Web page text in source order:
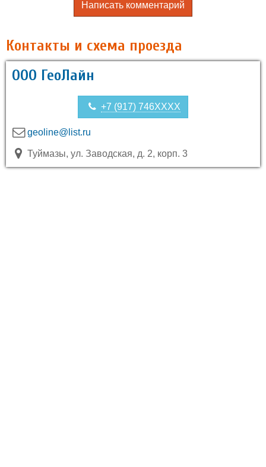
Написать комментарий
Контакты и схема проезда
ООО ГеоЛайн
+7 (917) 746XXXX
geoline@list.ru
Туймазы, ул. Заводская, д. 2, корп. 3